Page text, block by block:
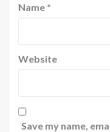
Name *
Website
Save my name,